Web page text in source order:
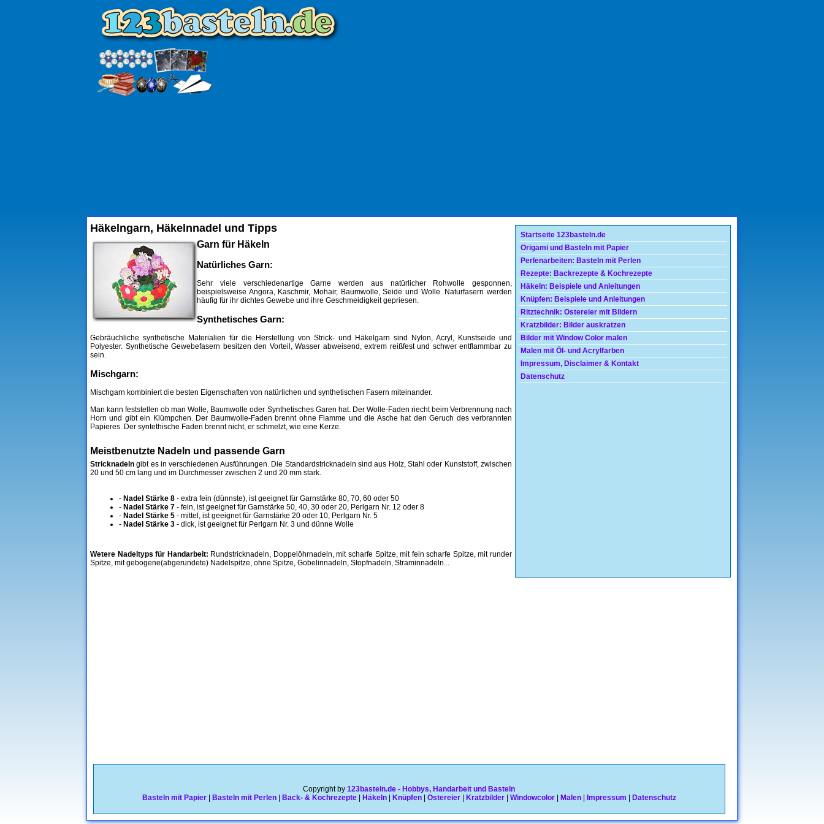
Startseite 123basteln.de
Origami und Basteln mit Papier
Perlenarbeiten: Basteln mit Perlen
Rezepte: Backrezepte & Kochrezepte
Häkeln: Beispiele und Anleitungen
Knüpfen: Beispiele und Anleitungen
Ritztechnik: Ostereier mit Bildern
Kratzbilder: Bilder auskratzen
Bilder mit Window Color malen
Malen mit Öl- und Acrylfarben
Impressum, Disclaimer & Kontakt
Datenschutz
Häkelngarn, Häkelnnadel und Tipps
Garn für Häkeln
Natürliches Garn:
Sehr viele verschiedenartige Garne werden aus natürlicher Rohwolle gesponnen,
beispielsweise Angora, Kaschmir, Mohair, Baumwolle, Seide und Wolle. Naturfasern werden
häufig für ihr dichtes Gewebe und ihre Geschmeidigkeit gepriesen.
Synthetisches Garn:
Gebräuchliche synthetische Materialien für die Herstellung von Strick- und Häkelgarn sind Nylon, Acryl, Kunstseide und
Polyester. Synthetische Gewebefasern besitzen den Vorteil, Wasser abweisend, extrem reißfest und schwer entflammbar zu
sein.
Mischgarn:
Mischgarn kombiniert die besten Eigenschaften von natürlichen und synthetischen Fasern miteinander.
Man kann feststellen ob man Wolle, Baumwolle oder Synthetisches Garen hat. Der Wolle-Faden riecht beim Verbrennung nach
Horn und gibt ein Klümpchen. Der Baumwolle-Faden brennt ohne Flamme und die Asche hat den Geruch des verbrannten
Papieres. Der syntethische Faden brennt nicht, er schmelzt, wie eine Kerze.
Meistbenutzte Nadeln und passende Garn
Stricknadeln gibt es in verschiedenen Ausführungen. Die Standardstricknadeln sind aus Holz, Stahl oder Kunststoff, zwischen
20 und 50 cm lang und im Durchmesser zwischen 2 und 20 mm stark.
- Nadel Stärke 8 - extra fein (dünnste), ist geeignet für Garnstärke 80, 70, 60 oder 50
- Nadel Stärke 7 - fein, ist geeignet für Garnstärke 50, 40, 30 oder 20, Perlgarn Nr. 12 oder 8
- Nadel Stärke 5 - mittel, ist geeignet für Garnstärke 20 oder 10, Perlgarn Nr. 5
- Nadel Stärke 3 - dick, ist geeignet für Perlgarn Nr. 3 und dünne Wolle
Wetere Nadeltyps für Handarbeit: Rundstricknadeln, Doppelöhrnadeln, mit scharfe Spitze, mit fein scharfe Spitze, mit runder
Spitze, mit gebogene(abgerundete) Nadelspitze, ohne Spitze, Gobelinnadeln, Stopfnadeln, Straminnadeln...
Copyright by123basteln.de - Hobbys, Handarbeit und Basteln
Basteln mit Papier| Basteln mit Perlen| Back- & Kochrezepte| Häkeln| Knüpfen| Ostereier| Kratzbilder| Windowcolor| Malen| Impressum Datenschutz